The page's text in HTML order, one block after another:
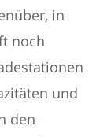
in
noch
und
den